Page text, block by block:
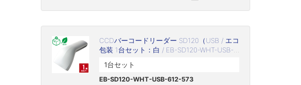
CCDバーコードリーダー SD120（USB / エコ
包装 1台セット：白 / EB-SD120-WHT-USB-
612-573）
1台セット
EB-SD120-WHT-USB-612-573